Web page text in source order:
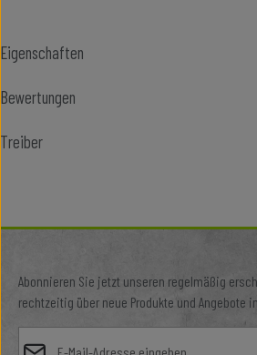
Eigenschaften
Bewertungen
Treiber
Abonnieren Sie jetzt unseren regelmäßig
rechtzeitig über neue Produkte und Angebote